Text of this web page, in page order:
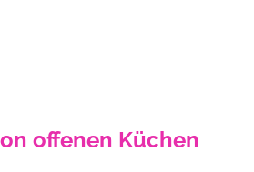
offenen Küchen